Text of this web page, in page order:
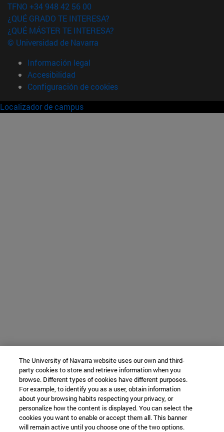
TFNO +34 948 42 56 00
¿QUÉ GRADO TE INTERESA?
¿QUÉ MÁSTER TE INTERESA?
© Universidad de Navarra
Información legal
Accesibilidad
Configuración de cookies
Localizador de campus
The University of Navarra website uses our own and third-
party cookies to store and retrieve information when you
browse. Different types of cookies have different purposes.
For example, to identify you as a user, obtain information
about your browsing habits respecting your privacy, or
personalize how the content is displayed. You can select the
cookies you want to enable or accept them all. This banner
will remain active until you choose one of the two options.